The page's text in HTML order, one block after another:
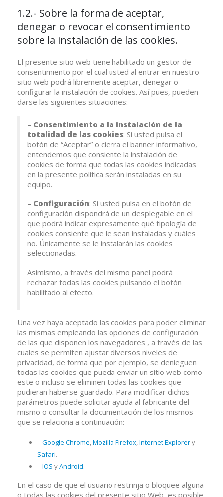
1.2.- Sobre la forma de aceptar,
denegar o revocar el consentimiento
sobre la instalación de las cookies.
El presente sitio web tiene habilitado un gestor de
consentimiento por el cual usted al entrar en nuestro
sitio web podrá libremente aceptar, denegar o
configurar la instalación de cookies. Así pues, pueden
darse las siguientes situaciones:
– Consentimiento a la instalación de la
totalidad de las cookies: Si usted pulsa el
botón de “Aceptar” o cierra el banner informativo,
entendemos que consiente la instalación de
cookies de forma que todas las cookies indicadas
en la presente política serán instaladas en su
equipo.
– Configuración: Si usted pulsa en el botón de
configuración dispondrá de un desplegable en el
que podrá indicar expresamente qué tipología de
cookies consiente que le sean instaladas y cuáles
no. Únicamente se le instalarán las cookies
seleccionadas.
Asimismo, a través del mismo panel podrá
rechazar todas las cookies pulsando el botón
habilitado al efecto.
Una vez haya aceptado las cookies para poder eliminar
las mismas empleando las opciones de configuración
de las que disponen los navegadores , a través de las
cuales se permiten ajustar diversos niveles de
privacidad, de forma que por ejemplo, se denieguen
todas las cookies que pueda enviar un sitio web como
este o incluso se eliminen todas las cookies que
pudieran haberse guardado. Para modificar dichos
parámetros puede solicitar ayuda al fabricante del
mismo o consultar la documentación de los mismos
que se relaciona a continuación:
– Google Chrome,Mozilla Firefox,Internet Explorery
Safari.
– IOS yAndroid.
En el caso de que el usuario restrinja o bloquee alguna
o todas las cookies del presente sitio Web, es posible